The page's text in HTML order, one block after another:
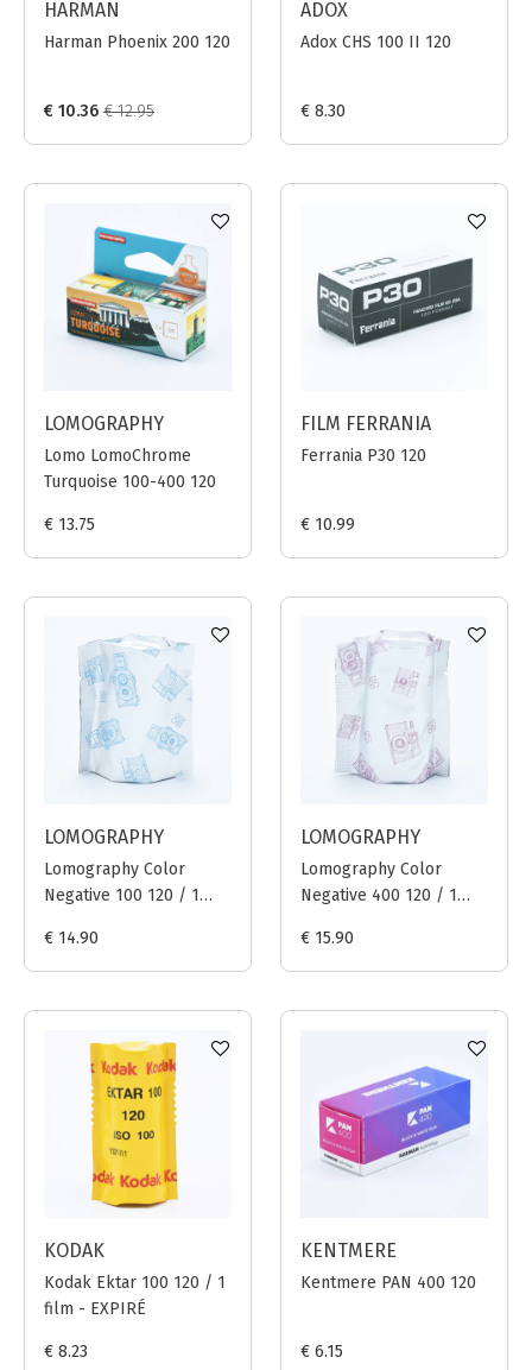
HARMAN
Harman Phoenix 200 120
€ 10.36 € 12.95
ADOX
Adox CHS 100 II 120
€ 8.30
LOMOGRAPHY
Lomo LomoChrome
Turquoise 100-400 120
€ 13.75
FILM FERRANIA
Ferrania P30 120
€ 10.99
LOMOGRAPHY
Lomography Color
Negative 100 120 / 1
€ 14.90
LOMOGRAPHY
Lomography Color
Negative 400 120 / 1
€ 15.90
KODAK
Kodak Ektar 100 120 / 1
film - EXPIRÉ
€ 8.23
KENTMERE
Kentmere PAN 400 120
€ 6.15